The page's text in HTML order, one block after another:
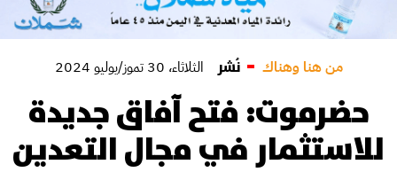
من هنا وهناك نُشر الثلاثاء، 30 تموز/يوليو 2024
حضرموت: فتح آفاق جديدة
للاستثمار في مجال التعدين